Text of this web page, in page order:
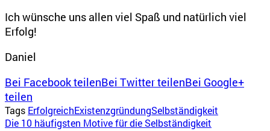
Ich wünsche uns allen viel Spaß und natürlich viel
Erfolg!
Daniel
Bei Facebook teilenBei Twitter teilenBei Google+
teilen
Tags ErfolgreichExistenzgründungSelbständigkeit
Die 10 häufigsten Motive für die Selbständigkeit